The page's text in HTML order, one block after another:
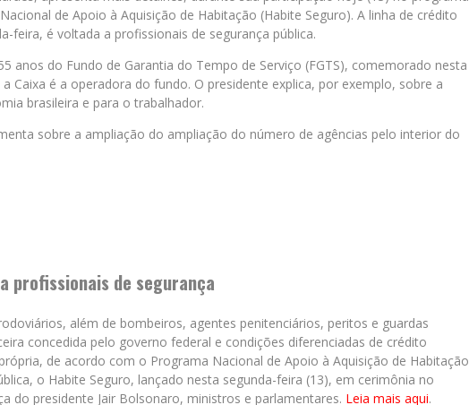
de Apoio à Aquisição de Habitação (Habite Seguro). A linha de crédito
feira, é voltada a profissionais de segurança pública.
anos do Fundo de Garantia do Tempo de Serviço (FGTS), comemorado nesta
Caixa é a operadora do fundo. O presidente explica, por exemplo, sobre a
brasileira e para o trabalhador.
sobre a ampliação do ampliação do número de agências pelo interior do
profissionais de segurança
além de bombeiros, agentes penitenciários, peritos e guardas
concedida pelo governo federal e condições diferenciadas de crédito
de acordo com o Programa Nacional de Apoio à Aquisição de Habitação
o Habite Seguro, lançado nesta segunda-feira (13), em cerimônia no
do presidente Jair Bolsonaro, ministros e parlamentares. Leia mais aqui.